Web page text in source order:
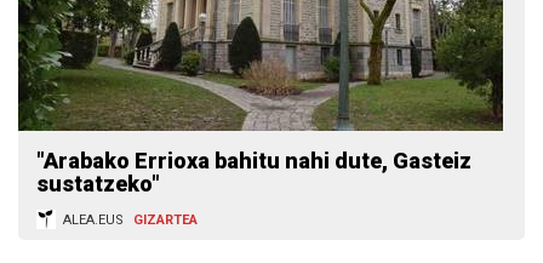
"Arabako Errioxa bahitu nahi dute, Gasteiz
sustatzeko"
ALEA.EUS GIZARTEA